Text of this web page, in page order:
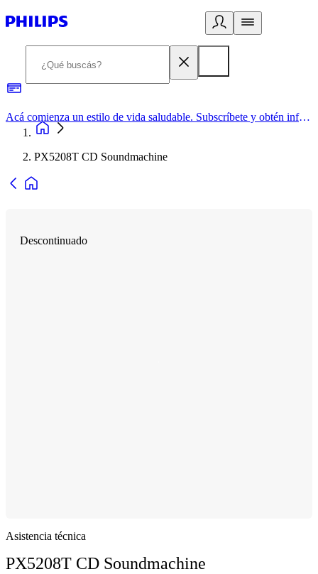
Acá comienza un estilo de vida saludable. Subscríbete y obtén información de primera mano
PX5208T CD Soundmachine
Descontinuado
Asistencia técnica
PX5208T CD Soundmachine